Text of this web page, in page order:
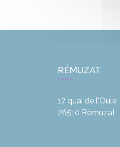
RÉMUZAT
17 quai de l'Oule
26510 Rémuzat